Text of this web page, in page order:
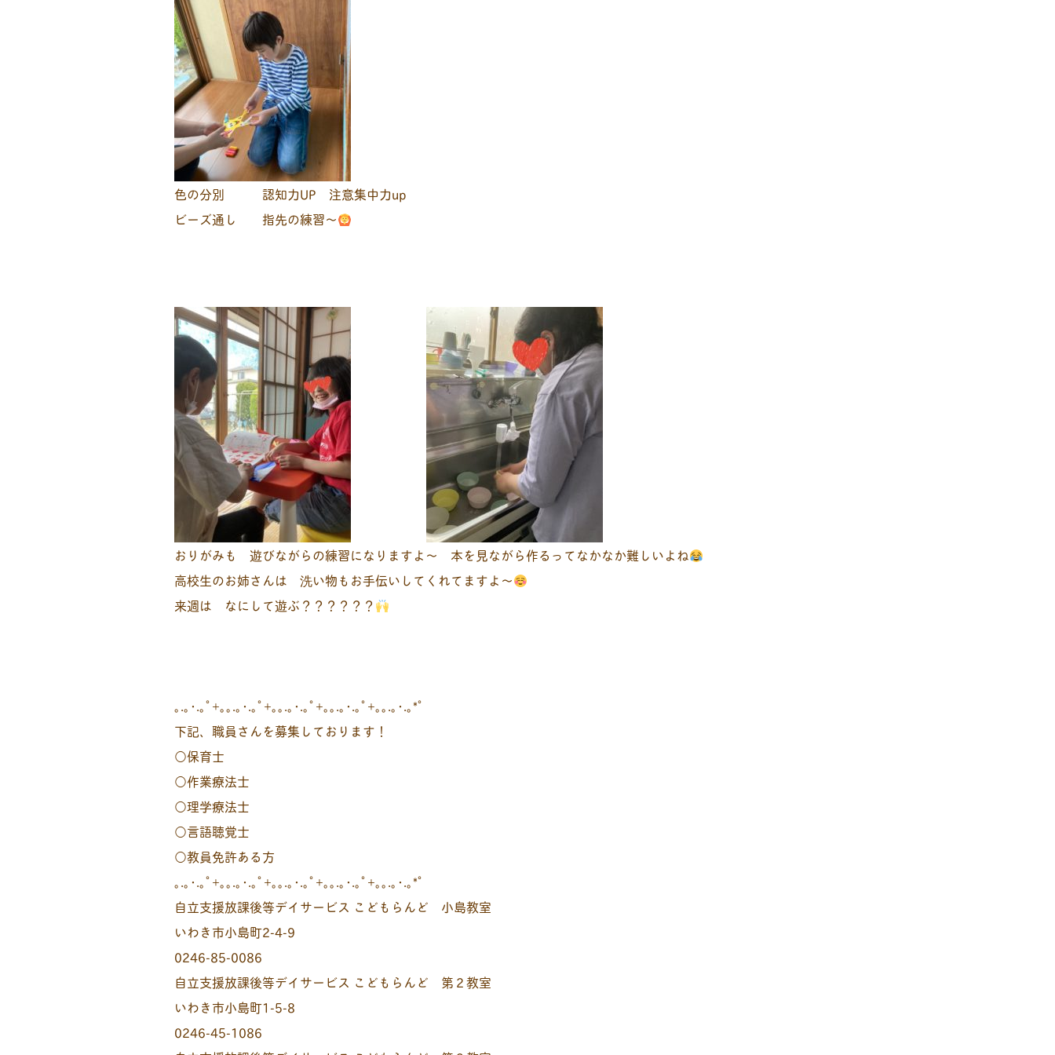
色の分別 認知力UP 注意集中力up
ビーズ通し 指先の練習～
おりがみも 遊びながらの練習になりますよ～ 本を見ながら作るってなかなか難しいよね
高校生のお姉さんは 洗い物もお手伝いしてくれてますよ～
来週は なにして遊ぶ？？？？？？
｡.｡･.｡ﾟ+｡｡.｡･.｡ﾟ+｡｡.｡･.｡ﾟ+｡｡.｡･.｡ﾟ+｡｡.｡･.｡*ﾟ
下記、職員さんを募集しております！
○保育士
○作業療法士
○理学療法士
○言語聴覚士
○教員免許ある方
｡.｡･.｡ﾟ+｡｡.｡･.｡ﾟ+｡｡.｡･.｡ﾟ+｡｡.｡･.｡ﾟ+｡｡.｡･.｡*ﾟ
自立支援放課後等デイサービス こどもらんど 小島教室
いわき市小島町2-4-9
0246-85-0086
自立支援放課後等デイサービス こどもらんど 第２教室
いわき市小島町1-5-8
0246-45-1086